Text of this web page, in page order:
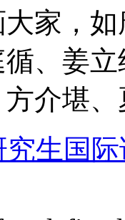
家，
、姜
介堪
究生国